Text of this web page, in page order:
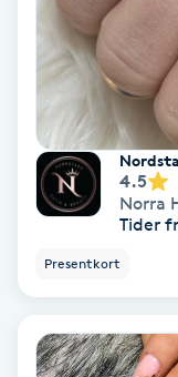
Torr hårbotten
Torrborstning
Träning
Tvätt & Fön
4.5
Norra
Tider
Presentkort